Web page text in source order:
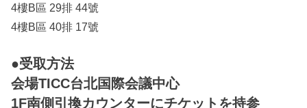
4樓B區 29排 44號
4樓B區 40排 17號
●受取方法
会場TICC台北国際会議中心
1F南側引換カウンターにチケットを持参